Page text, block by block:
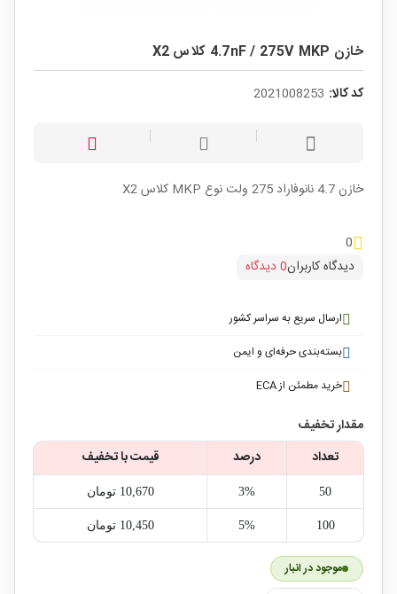
خازن 4.7nF / 275V MKP کلاس X2
کد کالا: 2021008253
خازن 4.7 نانوفاراد 275 ولت نوع MKP کلاس X2
0
دیدگاه کاربران0 دیدگاه
ارسال سریع به سراسر کشور
بسته‌بندی حرفه‌ای و ایمن
خرید مطمئن از ECA
مقدار تخفیف
تعداد
درصد قیمت با تخفیف
50
3% 10,670‎ تومان
100
5% 10,450‎ تومان
موجود در انبار